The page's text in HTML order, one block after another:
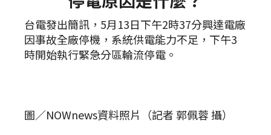
台電發出簡訊，5月13日下午2時37分興達電廠
因事故全廠停機，系統供電能力不足，下午3
時開始執行緊急分區輪流停電。
圖／NOWnews資料照片（記者 郭佩蓉 攝）